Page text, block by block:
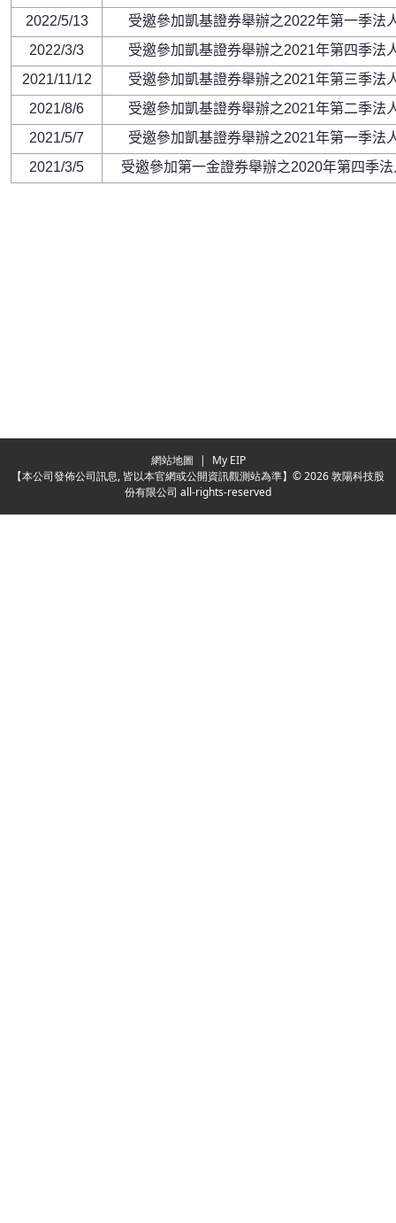
2022/5/13
受邀參加凱基證券舉辦之2022年第一季法
2022/3/3
受邀參加凱基證券舉辦之2021年第四季法
2021/11/12
受邀參加凱基證券舉辦之2021年第三季法
2021/8/6
受邀參加凱基證券舉辦之2021年第二季法
2021/5/7
受邀參加凱基證券舉辦之2021年第一季法
2021/3/5
受邀參加第一金證券舉辦之2020年第四季
網站地圖 |
My EIP
【本公司發佈公司訊息, 皆以本官網或公開資訊觀測站為準】© 2026 敦陽科技股
份有限公司 all-rights-reserved